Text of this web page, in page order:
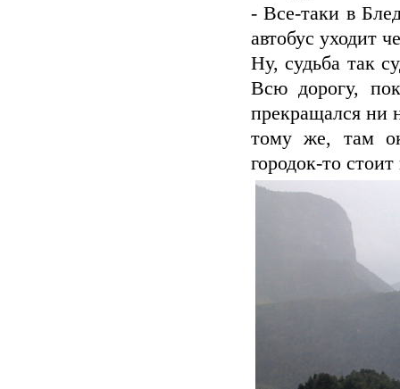
- Все-таки в
автобус уходит
Ну, судьба так
Всю дорогу,
прекращался ни
тому же, там
городок-то стоит